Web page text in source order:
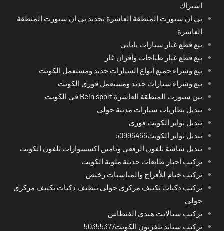
اشتراك
بي ان سبورت المنطقة العاشرة تجديد بي ان سبورت المنطقة
العاشرة
بيع قطع غيار سيارات ياباني
بيع قطع غيار طباخات وأفران غاز
بيع وشراء جميع أنواع السيارات جديد ومستعمل الكويت
بيع وشراء سيارات جديد ومستعمل فوري الكويت
بين سبورت المنطقة العاشرة Bein sport في الكويت
تبديل بطاريات سيارات مدينة حولي
تبديل تواير الكويت فوري
تبديل تواير الكويت50996466
تبديل شاشة تلفون الرقعي وتامين اكسسوارات تلفون الكويت
تركيب أحبار طابعات حديثة ملونة الكويت
تركيب خيام للأفراح والمناسبات رخيص
تركيب دكتات تكييف مركزي حولي تنظيف دكتات تكييف مركزي
حولي
تركيب ستالايت هندي الفنطاس
تركيب ستاند تلفزيون الكويت50355377